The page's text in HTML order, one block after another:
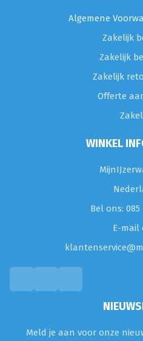
Algemene
Zakelijk
Zakelijk
Zakelijk
Offerte
WINKEL
Bel ons: 085
E-mail
Meld je aan voor onze